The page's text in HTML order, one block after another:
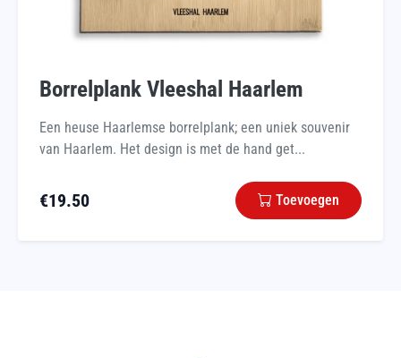
Borrelplank Vleeshal Haarlem
Een heuse Haarlemse borrelplank; een uniek souvenir
van Haarlem. Het design is met de hand get...
€19.50 Toevoegen